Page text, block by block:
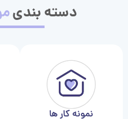
دسته بندی
نمونه کار ها